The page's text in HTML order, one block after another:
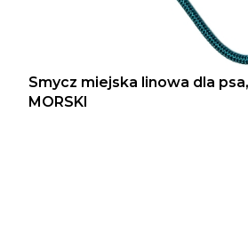
Smycz miejska linowa dla
MORSKI